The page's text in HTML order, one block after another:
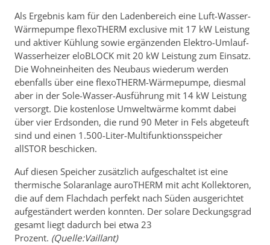
Als Ergebnis kam für den Ladenbereich eine Luft-Wasser-
Wärmepumpe flexoTHERM exclusive mit 17 kW Leistung
und aktiver Kühlung sowie ergänzenden Elektro-Umlauf-
Wasserheizer eloBLOCK mit 20 kW Leistung zum Einsatz.
Die Wohneinheiten des Neubaus wiederum werden
ebenfalls über eine flexoTHERM-Wärmepumpe, diesmal
aber in der Sole-Wasser-Ausführung mit 14 kW Leistung
versorgt. Die kostenlose Umweltwärme kommt dabei
über vier Erdsonden, die rund 90 Meter in Fels abgeteuft
sind und einen 1.500-Liter-Multifunktionsspeicher
allSTOR beschicken.
Auf diesen Speicher zusätzlich aufgeschaltet ist eine
thermische Solaranlage auroTHERM mit acht Kollektoren,
die auf dem Flachdach perfekt nach Süden ausgerichtet
aufgeständert werden konnten. Der solare Deckungsgrad
gesamt liegt dadurch bei etwa 23
Prozent. (Quelle:Vaillant)